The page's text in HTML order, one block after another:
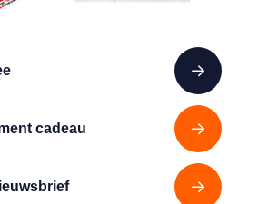
cadeau